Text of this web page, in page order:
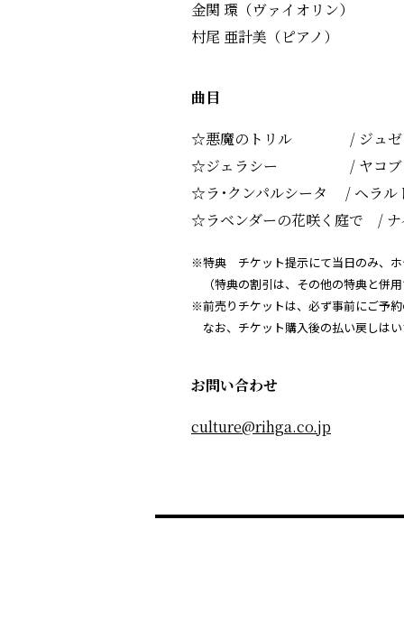
金関 環（ヴァイオリン）
村尾 亜計美（ピアノ）
曲目
☆悪魔のトリル / ジュゼッ
☆ジェラシー / ヤコブ･
☆ラ･クンパルシータ / ヘラル
☆ラベンダーの花咲く庭で /
※特典 チケット提示にて当日のみ、
（特典の割引は、その他の特典と併
※前売りチケットは、必ず事前にご予
なお、チケット購入後の払い戻しは
お問い合わせ
culture@rihga.co.jp